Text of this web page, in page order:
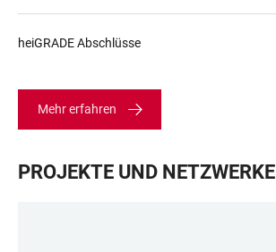
heiGRADE Abschlüsse
Mehr erfahren
PROJEKTE UND NETZWERKE